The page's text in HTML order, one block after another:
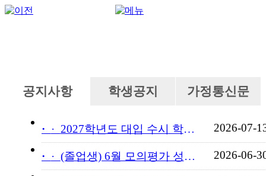
공지사항 학생공지 가정통신문
· 2027학년도 대입 수시 학교... 2026-07-
· (졸업생) 6월 모의평가 성적... 2026-06-